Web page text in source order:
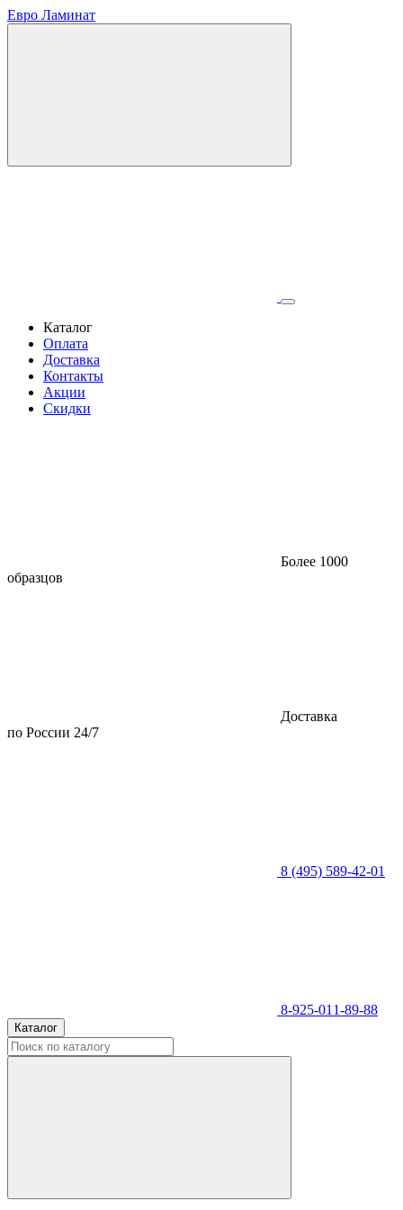
Евро Ламинат
Каталог
Оплата
Доставка
Контакты
Акции
Скидки
Более 1000
образцов
Доставка
по России 24/7
8 (495) 589-42-01
8-925-011-89-88
Каталог